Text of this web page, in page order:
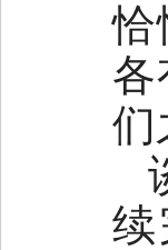
恰
各
们